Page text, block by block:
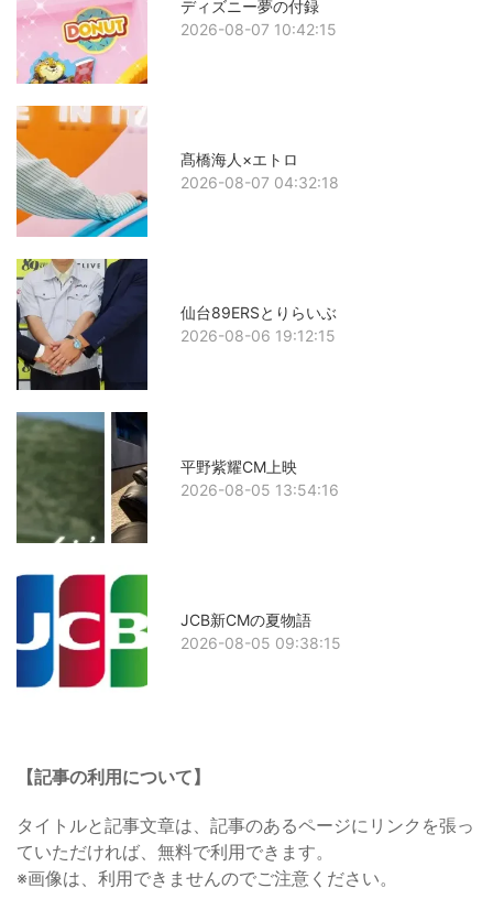
ディズニー夢の付録
2026-08-07 10:42:15
髙橋海人×エトロ
2026-08-07 04:32:18
仙台89ERSとりらいぶ
2026-08-06 19:12:15
平野紫耀CM上映
2026-08-05 13:54:16
JCB新CMの夏物語
2026-08-05 09:38:15
【記事の利用について】
タイトルと記事文章は、記事のあるページにリンクを張っ
ていただければ、無料で利用できます。
※画像は、利用できませんのでご注意ください。